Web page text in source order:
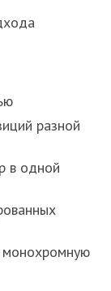
разной
в одной
монохромную